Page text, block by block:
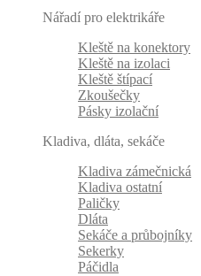
Nářadí pro elektrikáře
Kleště na konektory
Kleště na izolaci
Kleště štípací
Zkoušečky
Pásky izolační
Kladiva, dláta, sekáče
Kladiva zámečnická
Kladiva ostatní
Paličky
Dláta
Sekáče a průbojníky
Sekerky
Páčidla